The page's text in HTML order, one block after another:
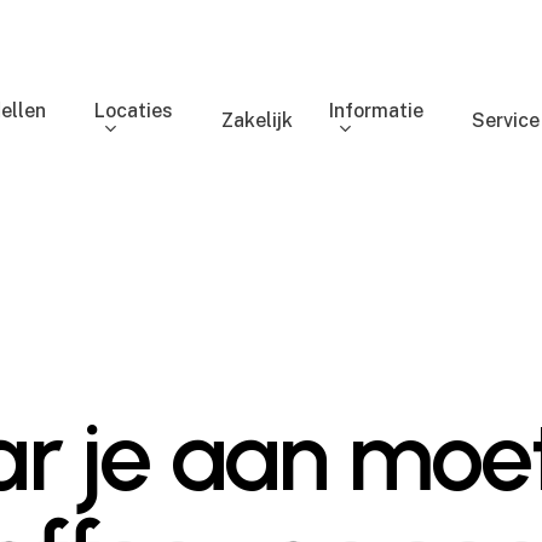
Locaties Zakelijk Informatie Service
je aan